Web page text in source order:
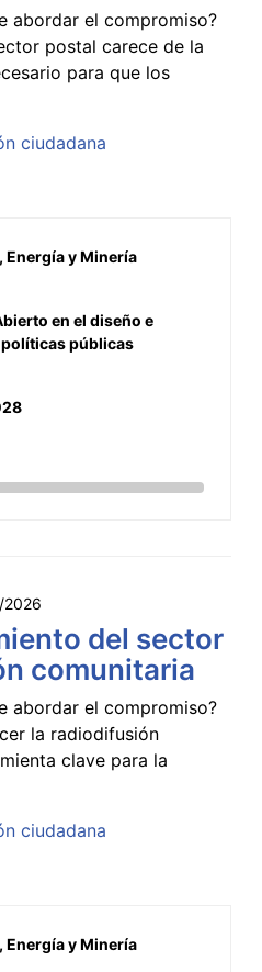
abordar el compromiso?
postal carece de la
para que los
ciudadana
y Minería
en el diseño e
públicas
del sector
comunitaria
abordar el compromiso?
la radiodifusión
clave para la
ciudadana
y Minería